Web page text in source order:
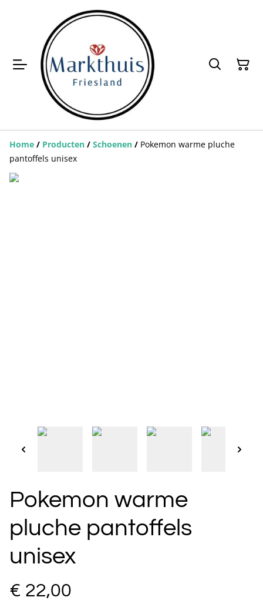
Home / Producten / Schoenen / Pokemon warme pluche
pantoffels unisex
Pokemon warme
pluche pantoffels
unisex
€ 22,00